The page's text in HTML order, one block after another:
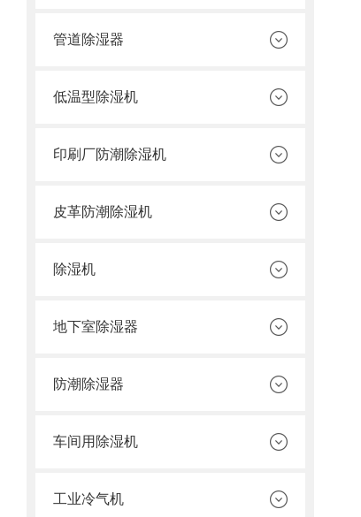
管道除湿器
低温型除湿机
印刷厂防潮除湿机
皮革防潮除湿机
除湿机
地下室除湿器
防潮除湿器
车间用除湿机
工业冷气机